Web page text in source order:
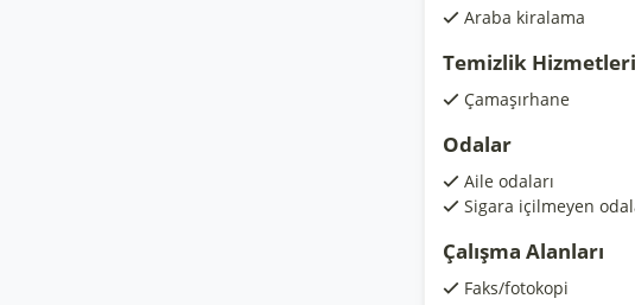
Araba kiralama
Temizlik Hizmetleri
Çamaşırhane
Odalar
Aile odaları
Sigara içilmeyen
Çalışma Alanları
Faks/fotokopi